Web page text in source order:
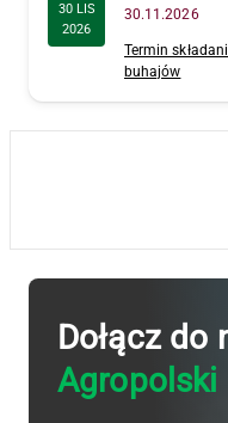
30 LIS
2026
30.11.2026
Termin
buhajów
Dołącz do
Agropolski